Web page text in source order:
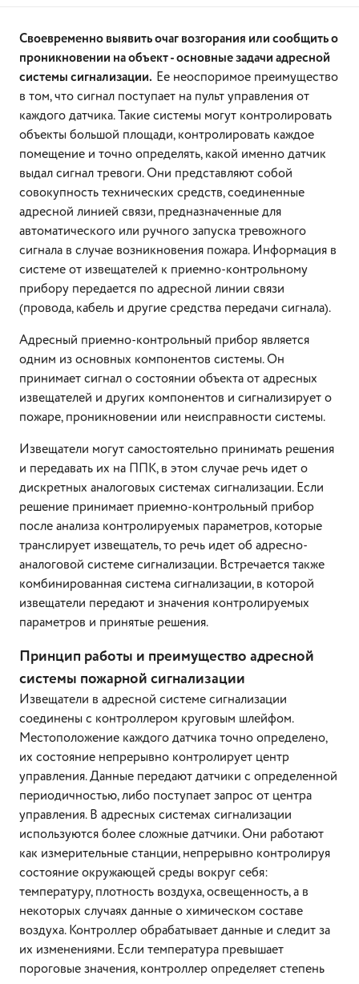
Своевременно выявить очаг возгорания или сообщить о
проникновении на объект - основные задачи адресной
системы сигнализации. Ее неоспоримое преимущество
в том, что сигнал поступает на пульт управления от
каждого датчика. Такие системы могут контролировать
объекты большой площади, контролировать каждое
помещение и точно определять, какой именно датчик
выдал сигнал тревоги. Они представляют собой
совокупность технических средств, соединенные
адресной линией связи, предназначенные для
автоматического или ручного запуска тревожного
сигнала в случае возникновения пожара. Информация в
системе от извещателей к приемно-контрольному
прибору передается по адресной линии связи
(провода, кабель и другие средства передачи сигнала).
Адресный приемно-контрольный прибор является
одним из основных компонентов системы. Он
принимает сигнал о состоянии объекта от адресных
извещателей и других компонентов и сигнализирует о
пожаре, проникновении или неисправности системы.
Извещатели могут самостоятельно принимать решения
и передавать их на ППК, в этом случае речь идет о
дискретных аналоговых системах сигнализации. Если
решение принимает приемно-контрольный прибор
после анализа контролируемых параметров, которые
транслирует извещатель, то речь идет об адресно-
аналоговой системе сигнализации. Встречается также
комбинированная система сигнализации, в которой
извещатели передают и значения контролируемых
параметров и принятые решения.
Принцип работы и преимущество адресной
системы пожарной сигнализации
Извещатели в адресной системе сигнализации
соединены с контроллером круговым шлейфом.
Местоположение каждого датчика точно определено,
их состояние непрерывно контролирует центр
управления. Данные передают датчики с определенной
периодичностью, либо поступает запрос от центра
управления. В адресных системах сигнализации
используются более сложные датчики. Они работают
как измерительные станции, непрерывно контролируя
состояние окружающей среды вокруг себя:
температуру, плотность воздуха, освещенность, а в
некоторых случаях данные о химическом составе
воздуха. Контроллер обрабатывает данные и следит за
их изменениями. Если температура превышает
пороговые значения, контроллер определяет степень